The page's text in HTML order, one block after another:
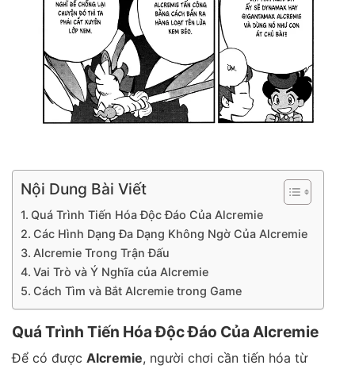
Nội Dung Bài Viết
Quá Trình Tiến Hóa Độc Đáo Của Alcremie
Các Hình Dạng Đa Dạng Không Ngờ Của Alcremie
Alcremie Trong Trận Đấu
Vai Trò và Ý Nghĩa của Alcremie
Cách Tìm và Bắt Alcremie trong Game
Quá Trình Tiến Hóa Độc Đáo Của Alcremie
Để có được Alcremie, người chơi cần tiến hóa từ